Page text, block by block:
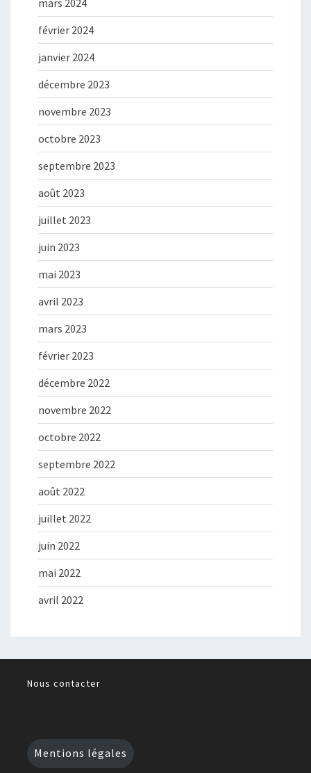
mars 2024
février 2024
janvier 2024
décembre 2023
novembre 2023
octobre 2023
septembre 2023
août 2023
juillet 2023
juin 2023
mai 2023
avril 2023
mars 2023
février 2023
décembre 2022
novembre 2022
octobre 2022
septembre 2022
août 2022
juillet 2022
juin 2022
mai 2022
avril 2022
Nous contacter
Mentions légales